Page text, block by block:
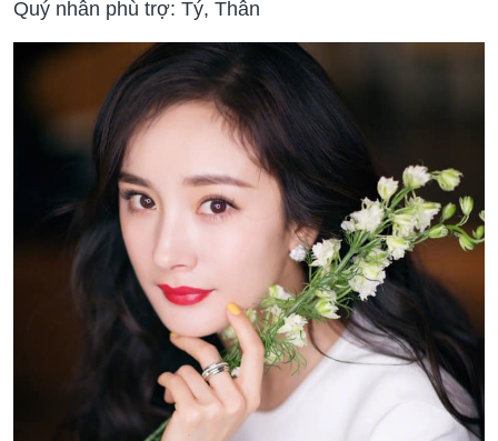
Quý nhân phù trợ: Tý, Thân